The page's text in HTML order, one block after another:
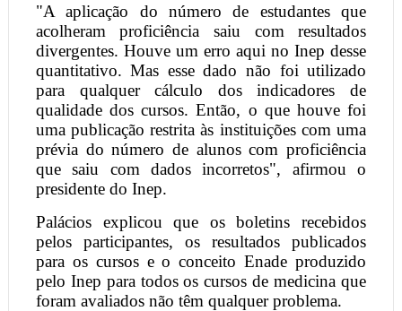
"A aplicação do número de estudantes que
acolheram proficiência saiu com resultados
divergentes. Houve um erro aqui no Inep desse
quantitativo. Mas esse dado não foi utilizado
para qualquer cálculo dos indicadores de
qualidade dos cursos. Então, o que houve foi
uma publicação restrita às instituições com uma
prévia do número de alunos com proficiência
que saiu com dados incorretos", afirmou o
presidente do Inep.
Palácios explicou que os boletins recebidos
pelos participantes, os resultados publicados
para os cursos e o conceito Enade produzido
pelo Inep para todos os cursos de medicina que
foram avaliados não têm qualquer problema.